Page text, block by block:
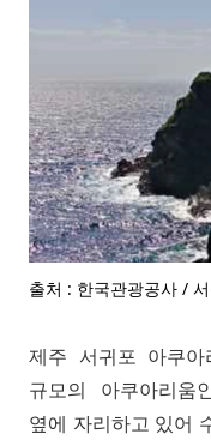
출처 : 한국관광공사 /
제주 서귀포 아쿠
규모의 아쿠아리움
옆에 자리하고 있어